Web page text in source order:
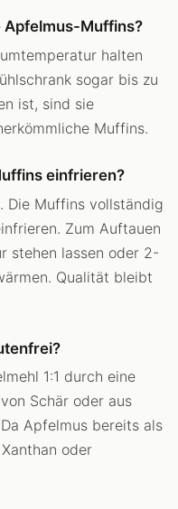
Apfelmus-Muffins?
halten
sogar bis zu
ist, sind sie
Muffins.
einfrieren?
Die Muffins vollständig
Zum Auftauen
stehen lassen oder 2-
Qualität bleibt
1:1 durch eine
Schär oder aus
Apfelmus bereits als
oder